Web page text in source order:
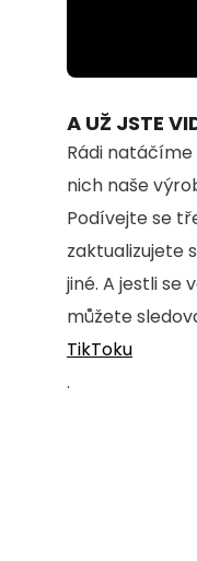
A UŽ JSTE
Rádi
nich naše
Podívejte se
zaktualizujete
jiné. A jestli se
můžete
TikToku
.